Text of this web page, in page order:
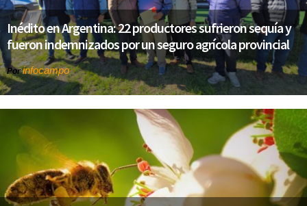
Inédito en Argentina: 22 productores sufrieron sequía y
fueron indemnizados por un seguro agrícola provincial
Porinfocampo